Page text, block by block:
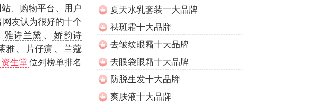
、购物平台、用户
友认为很好的十个
雅诗兰黛 、
娇韵诗
雅 、 片仔癀 、
兰蔻
资生堂 位列榜单排名
夏天水乳套装十大品牌
祛斑霜十大品牌
去皱纹眼霜十大品牌
去眼袋眼霜十大品牌
防脱生发十大品牌
爽肤液十大品牌